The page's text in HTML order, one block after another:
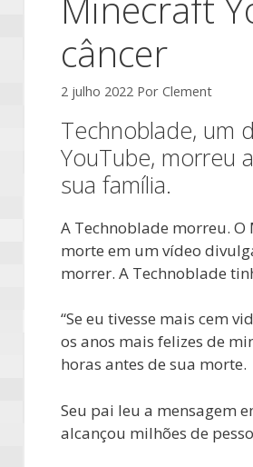
câncer
2 julho 2022 Por Clement
Technoblade, um
YouTube, morreu
sua família.
A Technoblade morreu.
morte em um vídeo
morrer. A Technoblade
“Se eu tivesse mais cem
os anos mais felizes de
horas antes de sua morte.
Seu pai leu a mensagem
alcançou milhões de